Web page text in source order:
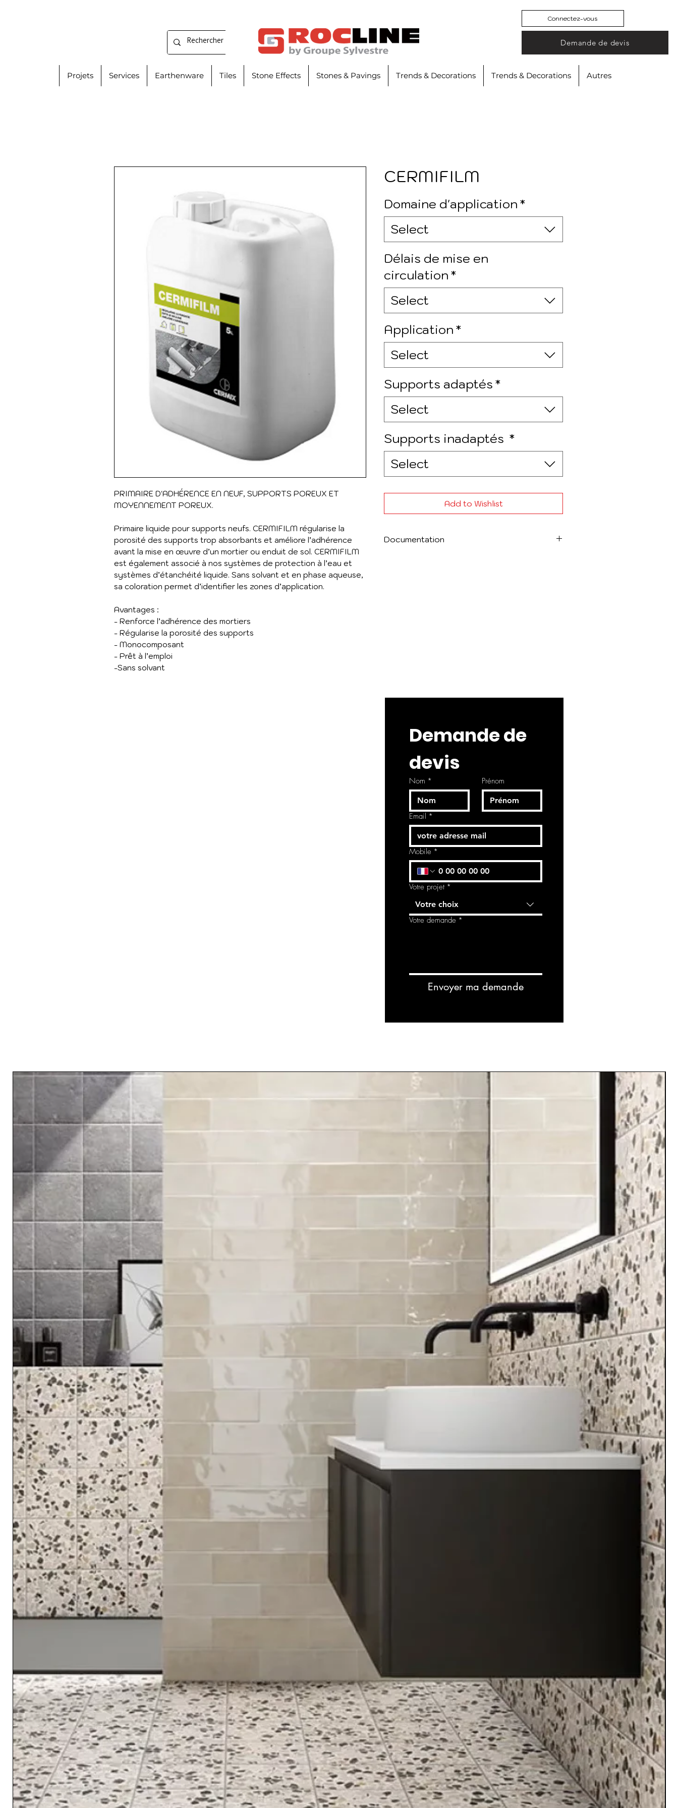
Connectez-vous
Demande de devis
Projets Services Earthenware Tiles Stone Effects Stones & Pavings Trends & Decorations Trends & Decorations Autres
PRIMAIRE D'ADHÉRENCE EN NEUF, SUPPORTS POREUX ET
MOYENNEMENT POREUX.
Primaire liquide pour supports neufs. CERMIFILM régularise la
porosité des supports trop absorbants et améliore l’adhérence
avant la mise en œuvre d’un mortier ou enduit de sol. CERMIFILM
est également associé à nos systèmes de protection à l’eau et
systèmes d’étanchéité liquide. Sans solvant et en phase aqueuse,
sa coloration permet d’identifier les zones d’application.
Avantages :
- Renforce l’adhérence des mortiers
- Régularise la porosité des supports
- Monocomposant
- Prêt à l’emploi
-Sans solvant
CERMIFILM
Domaine d'application*
Select
Délais de mise en
circulation*
Select
Application*
Select
Supports adaptés*
Select
Supports inadaptés *
Select
Add to Wishlist
Documentation
Demande de
devis
Nom * Prénom
Email *
Mobile *
Votre projet *
Votre choix
Votre demande *
Envoyer ma demande